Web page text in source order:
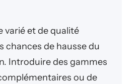
varié et de qualité
chances de hausse du
Introduire des gammes
ou de